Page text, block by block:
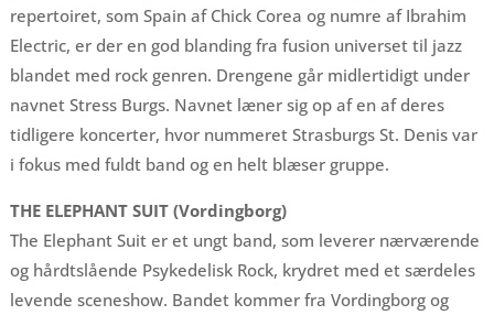
repertoiret, som Spain af Chick Corea og numre af Ibrahim
Electric, er der en god blanding fra fusion universet til jazz
blandet med rock genren. Drengene går midlertidigt under
navnet Stress Burgs. Navnet læner sig op af en af deres
tidligere koncerter, hvor nummeret Strasburgs St. Denis var
i fokus med fuldt band og en helt blæser gruppe.
THE ELEPHANT SUIT (Vordingborg)
The Elephant Suit er et ungt band, som leverer nærværende
og hårdtslående Psykedelisk Rock, krydret med et særdeles
levende sceneshow. Bandet kommer fra Vordingborg og